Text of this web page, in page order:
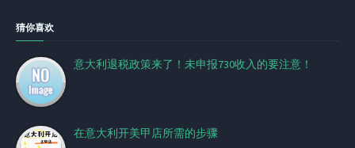
猜你喜欢
意大利退税政策来了！未申报730收入的要注意！
在意大利开美甲店所需的步骤